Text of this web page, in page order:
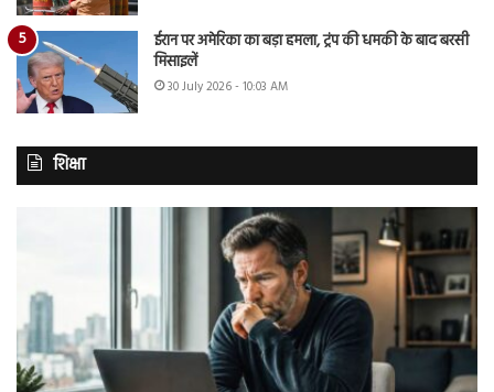
ईरान पर अमेरिका का बड़ा हमला, ट्रंप की धमकी के बाद बरसी
मिसाइलें
30 July 2026 - 10:03 AM
शिक्षा